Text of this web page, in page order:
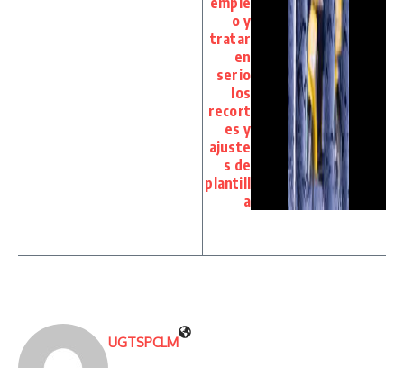
o y
tratar
en
serio
los
recort
es y
ajuste
s de
plantill
a
UGTSPCLM